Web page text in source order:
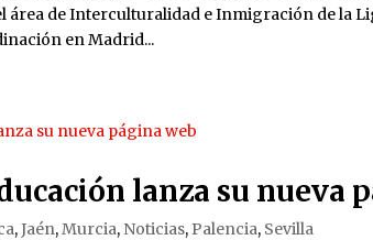
área de Interculturalidad e Inmigración de la
en Madrid...
lanza su nueva
,Jaén,Murcia, Noticias, Palencia, Sevilla